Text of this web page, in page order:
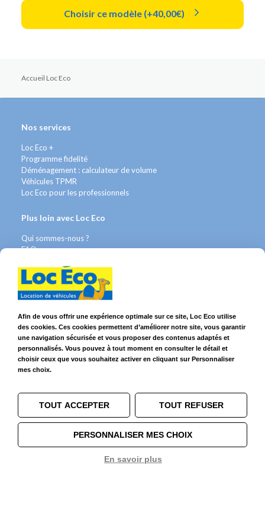
Choisir ce modèle (+40,00€)
Accueil Loc Eco
Nos services
Loc Eco +
Programme fidelité
Déménagement : calculateur de volume
Véhicules TPMR
Loc Eco pour les professionnels
Plus loin avec Loc Eco
Qui sommes-nous ?
FAQ
Nous recrutons
Avis Clients
Franchises & Assurances
Conditions Générales
Données personnelles
Mentions Légales
Cookies
Suivez-nous sur
Afin de vous offrir une expérience optimale sur ce site, Loc Eco utilise
des cookies. Ces cookies permettent d’améliorer notre site, vous garantir
une navigation sécurisée et vous proposer des contenus adaptés et
personnalisés. Vous pouvez à tout moment en consulter le détail et
choisir ceux que vous souhaitez activer en cliquant sur Personnaliser
mes choix.
TOUT ACCEPTER TOUT REFUSER
PERSONNALISER MES CHOIX
En savoir plus